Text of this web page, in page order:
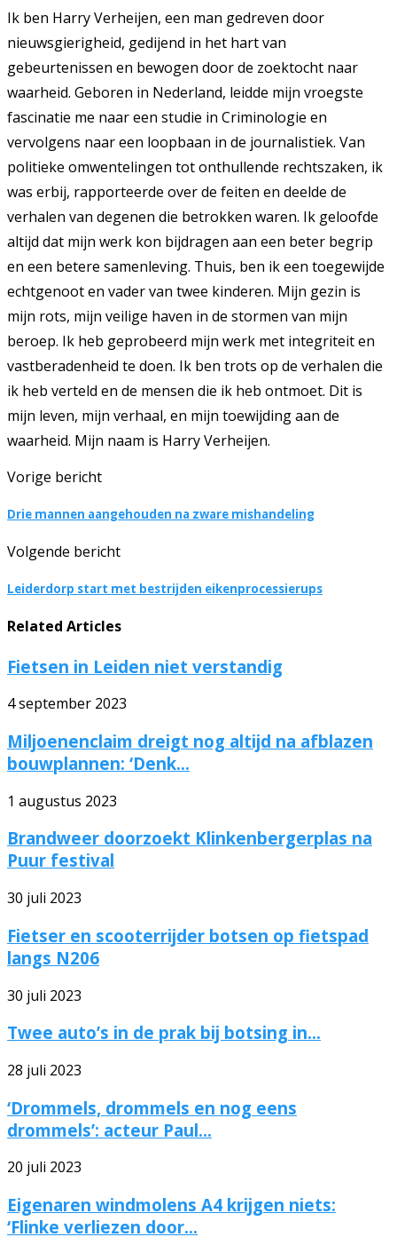
Ik ben Harry Verheijen, een man gedreven door
nieuwsgierigheid, gedijend in het hart van
gebeurtenissen en bewogen door de zoektocht naar
waarheid. Geboren in Nederland, leidde mijn vroegste
fascinatie me naar een studie in Criminologie en
vervolgens naar een loopbaan in de journalistiek. Van
politieke omwentelingen tot onthullende rechtszaken, ik
was erbij, rapporteerde over de feiten en deelde de
verhalen van degenen die betrokken waren. Ik geloofde
altijd dat mijn werk kon bijdragen aan een beter begrip
en een betere samenleving. Thuis, ben ik een toegewijde
echtgenoot en vader van twee kinderen. Mijn gezin is
mijn rots, mijn veilige haven in de stormen van mijn
beroep. Ik heb geprobeerd mijn werk met integriteit en
vastberadenheid te doen. Ik ben trots op de verhalen die
ik heb verteld en de mensen die ik heb ontmoet. Dit is
mijn leven, mijn verhaal, en mijn toewijding aan de
waarheid. Mijn naam is Harry Verheijen.
Vorige bericht
Drie mannen aangehouden na zware mishandeling
Volgende bericht
Leiderdorp start met bestrijden eikenprocessierups
Related Articles
Fietsen in Leiden niet verstandig
4 september 2023
Miljoenenclaim dreigt nog altijd na afblazen
bouwplannen: ‘Denk...
1 augustus 2023
Brandweer doorzoekt Klinkenbergerplas na
Puur festival
30 juli 2023
Fietser en scooterrijder botsen op fietspad
langs N206
30 juli 2023
Twee auto’s in de prak bij botsing in...
28 juli 2023
‘Drommels, drommels en nog eens
drommels’: acteur Paul...
20 juli 2023
Eigenaren windmolens A4 krijgen niets:
‘Flinke verliezen door...